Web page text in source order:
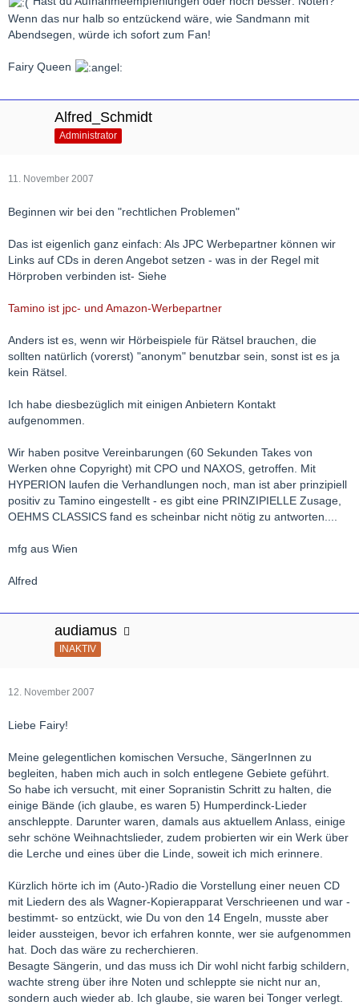
Wenn das nur halb so entzückend wäre, wie Sandmann mit
Abendsegen, würde ich sofort zum Fan!
Fairy Queen
Alfred_Schmidt
Administrator
11. November 2007
Beginnen wir bei den "rechtlichen Problemen"
Das ist eigenlich ganz einfach: Als JPC Werbepartner können wir
Links auf CDs in deren Angebot setzen - was in der Regel mit
Hörproben verbinden ist- Siehe
Tamino ist jpc- und Amazon-Werbepartner
Anders ist es, wenn wir Hörbeispiele für Rätsel brauchen, die
sollten natürlich (vorerst) "anonym" benutzbar sein, sonst ist es ja
kein Rätsel.
Ich habe diesbezüglich mit einigen Anbietern Kontakt
aufgenommen.
Wir haben positve Vereinbarungen (60 Sekunden Takes von
Werken ohne Copyright) mit CPO und NAXOS, getroffen. Mit
HYPERION laufen die Verhandlungen noch, man ist aber prinzipiell
positiv zu Tamino eingestellt - es gibt eine PRINZIPIELLE Zusage,
OEHMS CLASSICS fand es scheinbar nicht nötig zu antworten....
mfg aus Wien
Alfred
audiamus
INAKTIV
12. November 2007
Liebe Fairy!
Meine gelegentlichen komischen Versuche, SängerInnen zu
begleiten, haben mich auch in solch entlegene Gebiete geführt.
So habe ich versucht, mit einer Sopranistin Schritt zu halten, die
einige Bände (ich glaube, es waren 5) Humperdinck-Lieder
anschleppte. Darunter waren, damals aus aktuellem Anlass, einige
sehr schöne Weihnachtslieder, zudem probierten wir ein Werk über
die Lerche und eines über die Linde, soweit ich mich erinnere.
Kürzlich hörte ich im (Auto-)Radio die Vorstellung einer neuen CD
mit Liedern des als Wagner-Kopierapparat Verschrieenen und war -
bestimmt- so entzückt, wie Du von den 14 Engeln, musste aber
leider aussteigen, bevor ich erfahren konnte, wer sie aufgenommen
hat. Doch das wäre zu recherchieren.
Besagte Sängerin, und das muss ich Dir wohl nicht farbig schildern,
wachte streng über ihre Noten und schleppte sie nicht nur an,
sondern auch wieder ab. Ich glaube, sie waren bei Tonger verlegt.